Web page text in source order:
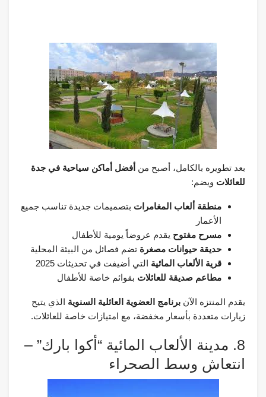
بعد تطويره بالكامل، أصبح من أفضل أماكن سياحية في جدة
للعائلات ويضم:
منطقة ألعاب المغامرات بتصميمات جديدة تناسب جميع
الأعمار
مسرح مفتوح يقدم عروضاً يومية للأطفال
حديقة حيوانات مصغرة تضم فصائل من البيئة المحلية
قرية الألعاب المائية التي أضيفت في تحديثات 2025
مطاعم صديقة للعائلات بقوائم خاصة للأطفال
يقدم المنتزه الآن برنامج العضوية العائلية السنوية الذي يتيح
زيارات متعددة بأسعار مخفضة، مع امتيازات خاصة للعائلات.
8. مدينة الألعاب المائية “أكوا بارك” –
انتعاش وسط الصحراء